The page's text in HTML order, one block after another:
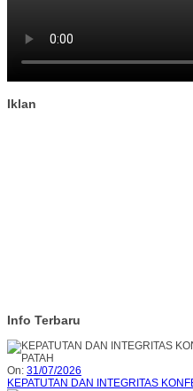
Iklan
Info Terbaru
On: 31/07/2026
KEPATUTAN DAN INTEGRITAS